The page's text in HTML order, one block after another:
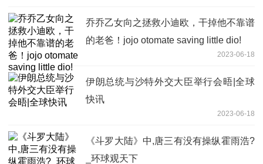
乔乔乙女向之拯救小迪欧，干掉他不靠谱
的老爸！jojo otomate saving little dio!
2023-06-18
伊朗总统与沙特外交大臣举行会晤|全球
快讯
2023-06-18
《斗罗大陆》中,唐三有没有操纵霍雨浩?
_环球观天下